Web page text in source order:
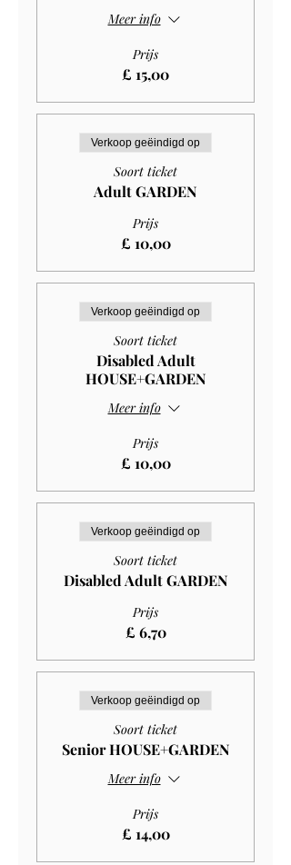
Meer info
Prijs
£ 15,00
Verkoop geëindigd op
Soort ticket
Adult GARDEN
Prijs
£ 10,00
Verkoop geëindigd op
Soort ticket
Disabled Adult
HOUSE+GARDEN
Meer info
Prijs
£ 10,00
Verkoop geëindigd op
Soort ticket
Disabled Adult GARDEN
Prijs
£ 6,70
Verkoop geëindigd op
Soort ticket
Senior HOUSE+GARDEN
Meer info
Prijs
£ 14,00